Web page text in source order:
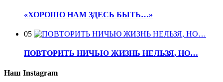
«ХОРОШО НАМ ЗДЕСЬ БЫТЬ…»
05
ПОВТОРИТЬ НИЧЬЮ ЖИЗНЬ НЕЛЬЗЯ, НО…
Наш Instagram